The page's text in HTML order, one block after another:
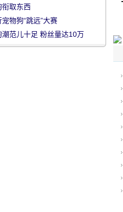
衔取东西
物狗“跳远”大赛
范儿十足 粉丝量达10万